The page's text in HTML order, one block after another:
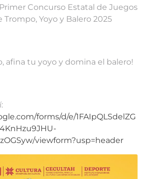
Concurso Estatal de Juegos
Trompo, Yoyo y Balero 2025
afina tu yoyo y domina el balero!
forms/d/e/1FAIpQLSdelZG
viewform?usp=header